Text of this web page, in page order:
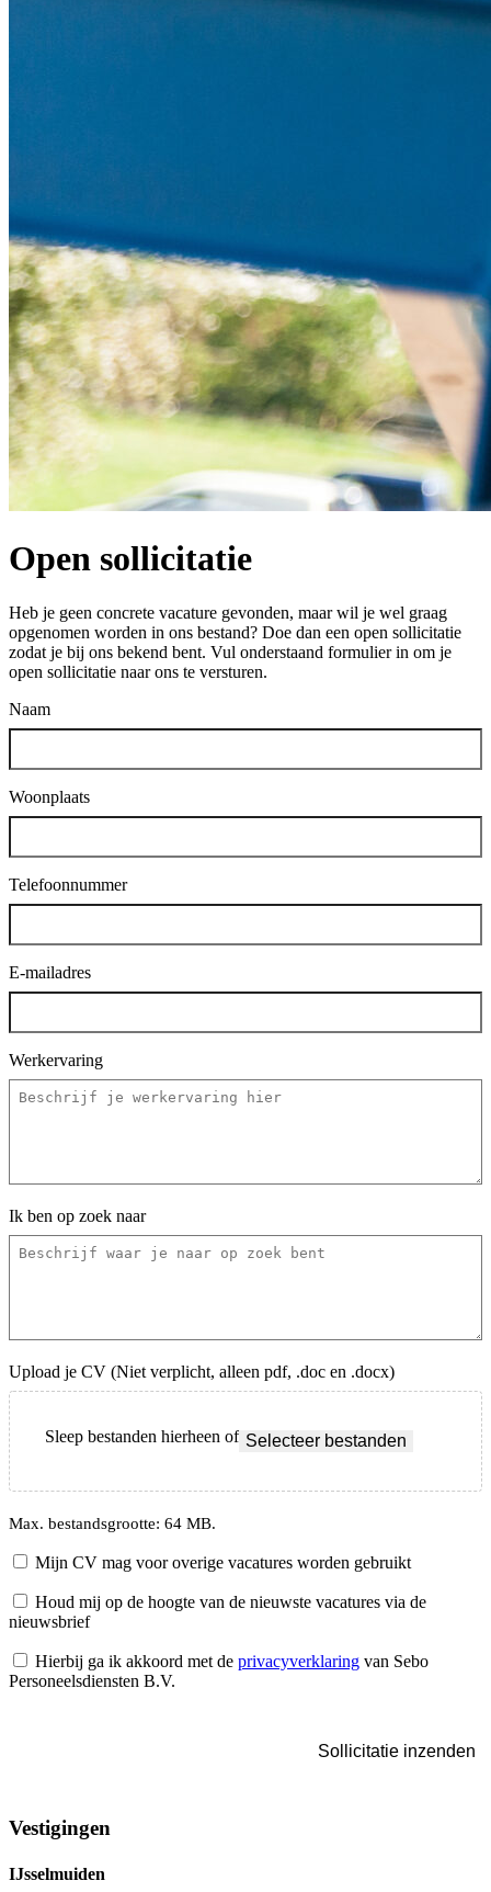
Open sollicitatie
Heb je geen concrete vacature gevonden, maar wil je wel graag
opgenomen worden in ons bestand? Doe dan een open sollicitatie
zodat je bij ons bekend bent. Vul onderstaand formulier in om je
open sollicitatie naar ons te versturen.
Naam
Woonplaats
Telefoonnummer
E-mailadres
Werkervaring
Ik ben op zoek naar
Upload je CV (Niet verplicht, alleen pdf, .doc en .docx)
Sleep bestanden hierheen of Selecteer bestanden
Max. bestandsgrootte: 64 MB.
Instemming
Mijn CV mag voor overige vacatures worden gebruikt
Instemming
Houd mij op de hoogte van de nieuwste vacatures via de
nieuwsbrief
Instemming
Hierbij ga ik akkoord met de privacyverklaring van Sebo
Personeelsdiensten B.V.
Vestigingen
IJsselmuiden